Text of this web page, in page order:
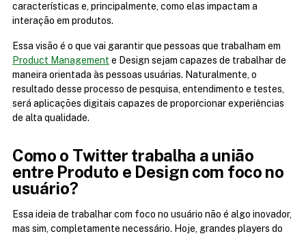
características e, principalmente, como elas impactam a
interação em produtos.
Product Management e Design sejam capazes de trabalhar de
maneira orientada às pessoas usuárias. Naturalmente, o
resultado desse processo de pesquisa, entendimento e testes,
será aplicações digitais capazes de proporcionar experiências
de alta qualidade.
Como o Twitter trabalha a união
entre Produto e Design com foco no
usuário?
Essa ideia de trabalhar com foco no usuário não é algo inovador,
mas sim, completamente necessário. Hoje, grandes players do